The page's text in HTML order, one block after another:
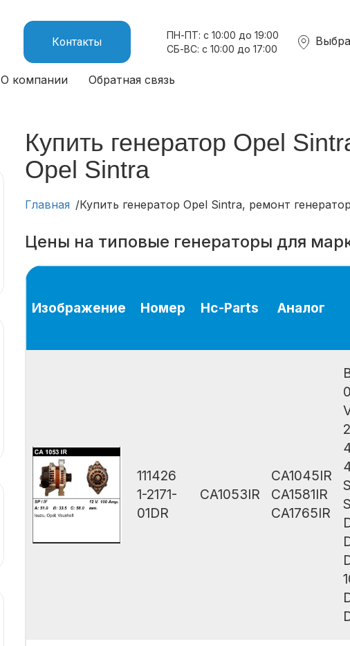
О компании Обратная связь
Контакты
ПН-ПТ: с 10:00 до 19:00
СБ-ВС: с 10:00 до 17:00
Купить генератор Opel
Opel Sintra
Главная Купить генератор Opel Sintra, ремонт
Цены на типовые генераторы для
Изображение Номер Hc-Parts Аналог
111426
1-2171-
01DR
CA1053IR
CA1045IR
CA1581IR
CA1765IR